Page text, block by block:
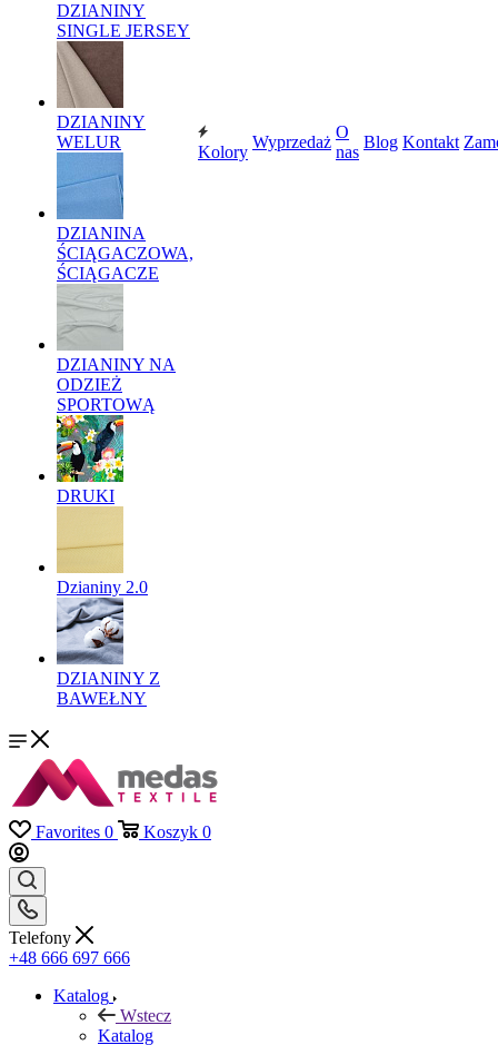
DZIANINY
SINGLE JERSEY
DZIANINY
WELUR
DZIANINA
ŚCIĄGACZOWA,
ŚCIĄGACZE
DZIANINY NA
ODZIEŻ
SPORTOWĄ
DRUKI
Dzianiny 2.0
DZIANINY Z
BAWEŁNY
Kolory
Wyprzedaż
O
nas
Blog Kontakt
Favorites 0 Koszyk 0
Telefony
+48 666 697 666
Katalog
Wstecz
Katalog